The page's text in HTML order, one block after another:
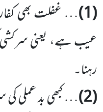
(1) … غفلت بھی
عیب ہے، یعنی سرکشی
رہنا۔
(2) … کبھی بد عملی